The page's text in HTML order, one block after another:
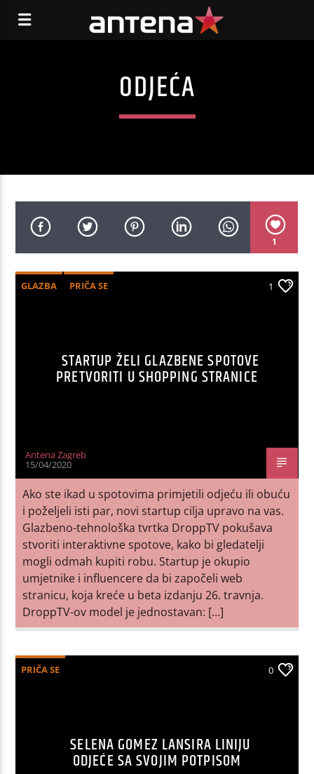
ODJEĆA
1
GLAZBA PRIČA SE 1
STARTUP ŽELI GLAZBENE SPOTOVE
PRETVORITI U SHOPPING STRANICE
Antena Zagreb
15/04/2020
Ako ste ikad u spotovima primjetili odjeću ili obuću
i poželjeli isti par, novi startup cilja upravo na vas.
Glazbeno-tehnološka tvrtka DroppTV pokušava
stvoriti interaktivne spotove, kako bi gledatelji
mogli odmah kupiti robu. Startup je okupio
umjetnike i influencere da bi započeli web
stranicu, koja kreće u beta izdanju 26. travnja.
DroppTV-ov model je jednostavan: […]
PRIČA SE 0
SELENA GOMEZ LANSIRA LINIJU
ODJEĆE SA SVOJIM POTPISOM